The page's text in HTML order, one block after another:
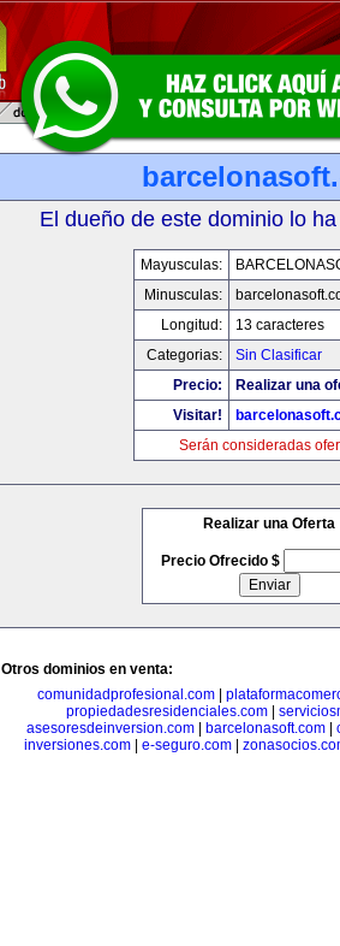
El dueño de este dominio lo
Mayusculas:
Minusculas:
Longitud:
13 caracteres
Categorias:
Sin Clasificar
Precio:
Realizar una
Visitar!
Serán consideradas
Realizar una Oferta
Precio Ofrecido $
Otros dominios en venta:
comunidadprofesional.com|
propiedadesresidenciales.com
asesoresdeinversion.com
barcelonasoft.com
inversiones.com
e-seguro.com